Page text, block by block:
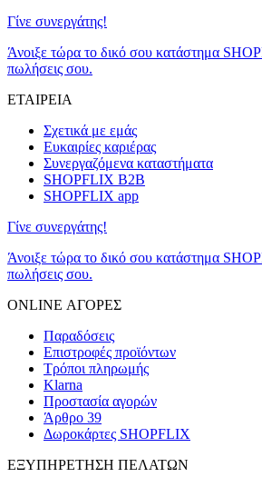
Γίνε συνεργάτης!
Άνοιξε τώρα το δικό σου κατάστημα
πωλήσεις σου.
ΕΤΑΙΡΕΙΑ
Σχετικά με εμάς
Ευκαιρίες καριέρας
Συνεργαζόμενα καταστήματα
SHOPFLIX B2B
SHOPFLIX app
Γίνε συνεργάτης!
Άνοιξε τώρα το δικό σου κατάστημα
πωλήσεις σου.
ONLINE ΑΓΟΡΕΣ
Παραδόσεις
Επιστροφές προϊόντων
Τρόποι πληρωμής
Klarna
Προστασία αγορών
Άρθρο 39
Δωροκάρτες SHOPFLIX
ΕΞΥΠΗΡΕΤΗΣΗ ΠΕΛΑΤΩΝ